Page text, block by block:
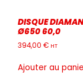
DISQUE
Ø650 60,0
394,00 € HT
Ajouter au